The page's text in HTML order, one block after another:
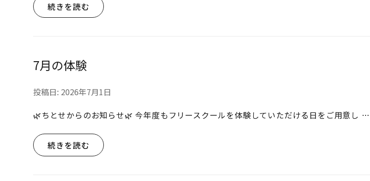
続きを読む
7月の体験
投稿日: 2026年7月1日
🌿ちとせからのお知らせ🌿 今年度もフリースクールを体験していただける日をご用意し …
続きを読む